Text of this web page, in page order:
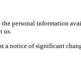
personal information
us.
notice of significant